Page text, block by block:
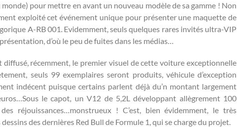
monde) pour mettre en avant un nouveau modèle de sa gamme ! Non
exploité cet événement unique pour présenter une maquette de
A-RB 001. Evidemment, seuls quelques rares invités ultra-VIP
d’où le peu de fuites dans les médias…
diffusé, récemment, le premier visuel de cette voiture exceptionnelle
seuls 99 exemplaires seront produits, véhicule d’exception
indécent puisque certains parlent déjà du’n montant largement
le capot, un V12 de 5,2L développant allègrement 100
réjouissances…monstrueux ! C’est, bien évidemment, le très
des dernières Red Bull de Formule 1, qui se charge du projet.